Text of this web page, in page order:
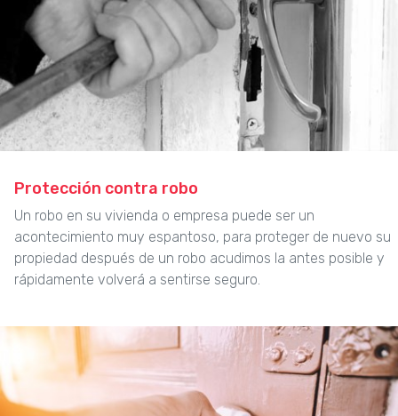
Protección contra robo
Un robo en su vivienda o empresa puede ser un
acontecimiento muy espantoso, para proteger de nuevo su
propiedad después de un robo acudimos la antes posible y
rápidamente volverá a sentirse seguro.